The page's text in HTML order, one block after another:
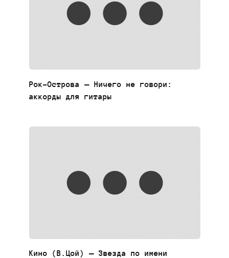
Рок-Острова — Ничего не говори:
аккорды для гитары
Кино (В.Цой) — Звезда по имени